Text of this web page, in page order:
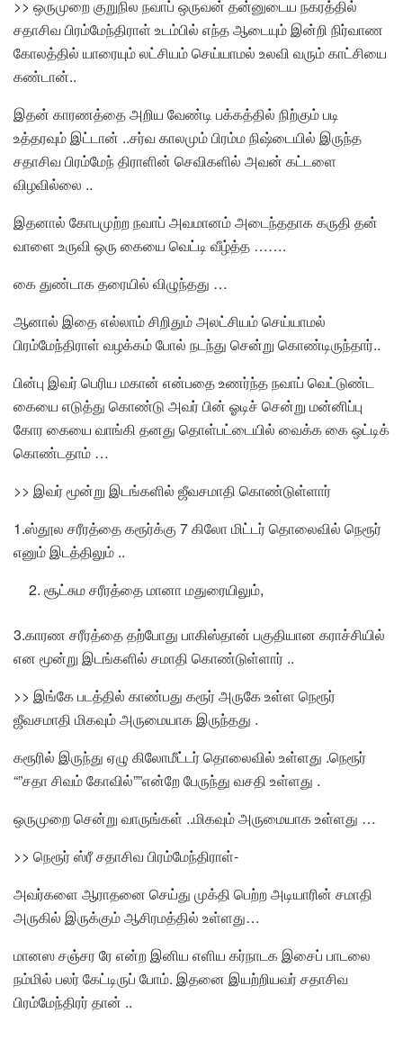
>> ஒருமுறை குறுநில நவாப் ஒருவன் தன்னுடைய நகரத்தில்
சதாசிவ பிரம்மேந்திராள் உடம்பில் எந்த ஆடையும் இன்றி நிர்வாண
கோலத்தில் யாரையும் லட்சியம் செய்யாமல் உலவி வரும் காட்சியை
கண்டான்..
இதன் காரணத்தை அறிய வேண்டி பக்கத்தில் நிற்கும் படி
உத்தரவும் இட்டான் ..சர்வ காலமும் பிரம்ம நிஷ்டையில் இருந்த
சதாசிவ பிரம்மேந் திராளின் செவிகளில் அவன் கட்டளை
விழவில்லை ..
இதனால் கோபமுற்ற நவாப் அவமானம் அடைந்ததாக கருதி தன்
வாளை உருவி ஒரு கையை வெட்டி வீழ்த்த …….
கை துண்டாக தரையில் விழுந்தது …
ஆனால் இதை எல்லாம் சிறிதும் அலட்சியம் செய்யாமல்
பிரம்மேந்திராள் வழக்கம் போல் நடந்து சென்று கொண்டிருந்தார்..
பின்பு இவர் பெரிய மகான் என்பதை உணர்ந்த நவாப் வெட்டுண்ட
கையை எடுத்து கொண்டு அவர் பின் ஓடிச் சென்று மன்னிப்பு
கோர கையை வாங்கி தனது தொள்பட்டையில் வைக்க கை ஒட்டிக்
கொண்டதாம் …
>> இவர் மூன்று இடங்களில் ஜீவசமாதி கொண்டுள்ளார்
1.ஸ்தூல சரீரத்தை கரூர்க்கு 7 கிலோ மிட்டர் தொலைவில் நெரூர்
எனும் இடத்திலும் ..
சூட்சும சரீரத்தை மானா மதுரையிலும்,
3.காரண சரீரத்தை தற்போது பாகிஸ்தான் பகுதியான கராச்சியில்
என மூன்று இடங்களில் சமாதி கொண்டுள்ளார் ..
>> இங்கே படத்தில் காண்பது கரூர் அருகே உள்ள நெரூர்
ஜீவசமாதி மிகவும் அருமையாக இருந்தது .
கரூரில் இருந்து ஏழு கிலோமீட்டர் தொலைவில் உள்ளது .நெரூர்
“”சதா சிவம் கோவில்””என்றே பேருந்து வசதி உள்ளது .
ஒருமுறை சென்று வாருங்கள் ..மிகவும் அருமையாக உள்ளது …
>> நெரூர் ஸ்ரீ சதாசிவ பிரம்மேந்திராள்-
அவர்களை ஆராதனை செய்து முக்தி பெற்ற அடியாரின் சமாதி
அருகில் இருக்கும் ஆசிரமத்தில் உள்ளது…
மானஸ சஞ்சர ரே என்ற இனிய எளிய கர்நாடக இசைப் பாடலை
நம்மில் பலர் கேட்டிருப் போம். இதனை இயற்றியவர் சதாசிவ
பிரம்மேந்திரர் தான் ..